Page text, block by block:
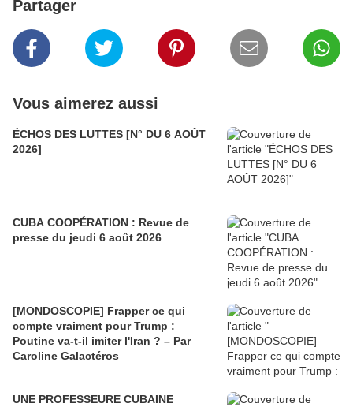
Partager
Vous aimerez aussi
ÉCHOS DES LUTTES [N° DU 6 AOÛT
2026]
CUBA COOPÉRATION : Revue de
presse du jeudi 6 août 2026
[MONDOSCOPIE] Frapper ce qui
compte vraiment pour Trump :
Poutine va-t-il imiter l'Iran ? – Par
Caroline Galactéros
UNE PROFESSEURE CUBAINE